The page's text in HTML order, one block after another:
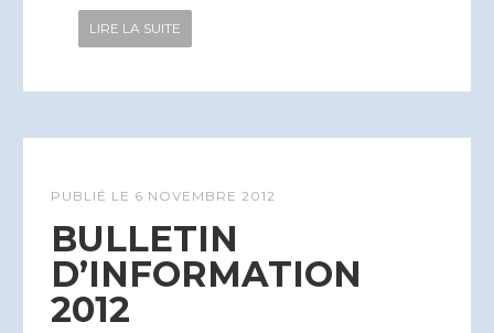
LIRE LA SUITE
PUBLIÉ LE 6 NOVEMBRE 2012
BULLETIN
D’INFORMATION
2012